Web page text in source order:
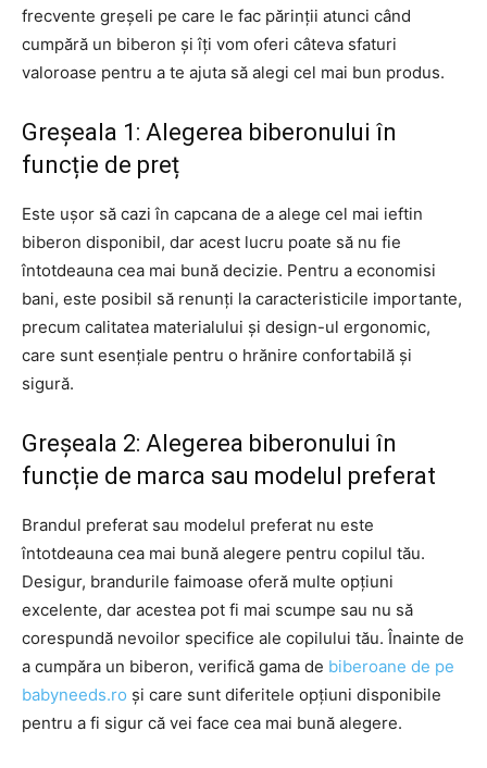
frecvente greșeli pe care le fac părinții atunci când
cumpără un biberon și îți vom oferi câteva sfaturi
valoroase pentru a te ajuta să alegi cel mai bun produs.
Greșeala 1: Alegerea biberonului în
funcție de preț
Este ușor să cazi în capcana de a alege cel mai ieftin
biberon disponibil, dar acest lucru poate să nu fie
întotdeauna cea mai bună decizie. Pentru a economisi
bani, este posibil să renunți la caracteristicile importante,
precum calitatea materialului și design-ul ergonomic,
care sunt esențiale pentru o hrănire confortabilă și
sigură.
Greșeala 2: Alegerea biberonului în
funcție de marca sau modelul preferat
Brandul preferat sau modelul preferat nu este
întotdeauna cea mai bună alegere pentru copilul tău.
Desigur, brandurile faimoase oferă multe opțiuni
excelente, dar acestea pot fi mai scumpe sau nu să
corespundă nevoilor specifice ale copilului tău. Înainte de
a cumpăra un biberon, verifică gama de biberoane de pe
babyneeds.ro și care sunt diferitele opțiuni disponibile
pentru a fi sigur că vei face cea mai bună alegere.